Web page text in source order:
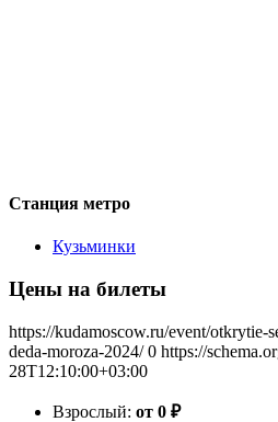
Станция метро
Кузьминки
Цены на билеты
https://kudamoscow.ru/event/otkrytie-
deda-moroza-2024/ 0 https://
28T12:10:00+03:00
Взрослый: от 0 ₽